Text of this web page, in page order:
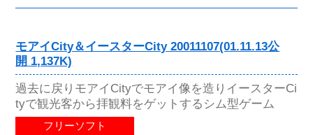
モアイCity＆イースターCity 20011107(01.11.13公
開 1,137K)
過去に戻りモアイCityでモアイ像を造りイースターCi
tyで観光客から拝観料をゲットするシム型ゲーム
フリーソフト